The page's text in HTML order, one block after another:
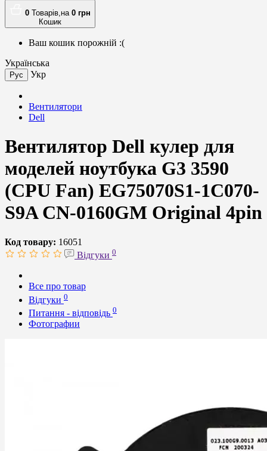
0 Товарів,на 0 грн
Кошик
Ваш кошик порожній :(
Українська
Рус Укр
Вентилятори
Dell
Вентилятор Dell кулер для
моделей ноутбука G3 3590
(CPU Fan) EG75070S1-1C070-
S9A CN-0160GM Original 4pin
Код товару: 16051
Відгуки 0
Все про товар
Відгуки 0
Питання - відповідь 0
Фотографии